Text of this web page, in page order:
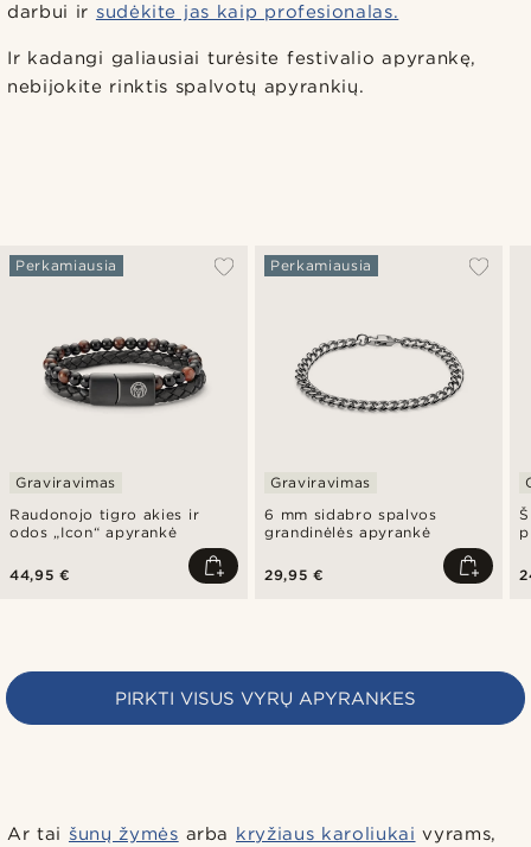
darbui ir sudėkite jas kaip profesionalas.
Ir kadangi galiausiai turėsite festivalio apyrankę,
nebijokite rinktis spalvotų apyrankių.
Raudonojo tigro akies ir
odos „Icon“ apyrankė
Perkamiausia
Graviravimas
44,95 €
6 mm sidabro spalvos
grandinėlės apyrankė
Perkamiausia
Graviravimas
29,95 €
PIRKTI VISUS VYRŲ APYRANKES
Ar tai šunų žymės arba kryžiaus karoliukai vyrams,